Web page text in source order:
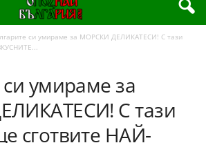
си умираме за МОРСКИ ДЕЛИКАТЕСИ! С тази
умираме за
С тази
сготвите НАЙ-